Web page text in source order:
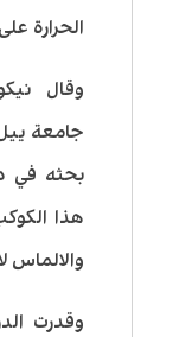
الحرارة على
وقال
جامعة
بحثه في
هذا
والالماس
وقدرت